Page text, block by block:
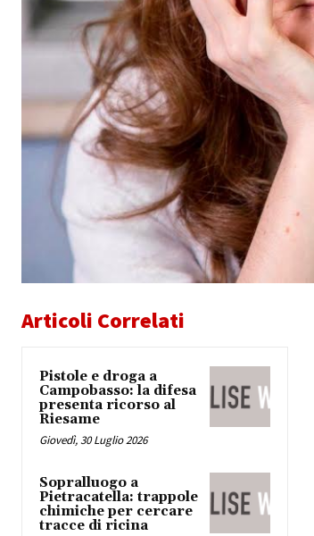
Articoli Correlati
Pistole e droga a
Campobasso: la difesa
presenta ricorso al
Riesame
Giovedì, 30 Luglio 2026
Sopralluogo a
Pietracatella: trappole
chimiche per cercare
tracce di ricina